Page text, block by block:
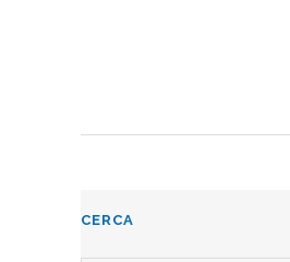
CERCA